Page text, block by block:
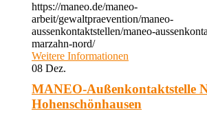
https://maneo.de/maneo-
arbeit/gewaltpraevention/maneo-
aussenkontaktstellen/maneo-
marzahn-nord/
Weitere Informationen
08 Dez.
MANEO-Außenkontaktstelle
Hohenschönhausen